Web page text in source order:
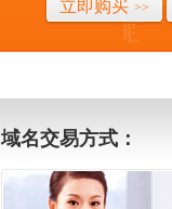
立即购买 >>
域名交易方式：